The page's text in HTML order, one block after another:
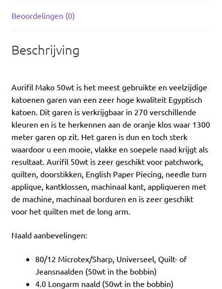
Beoordelingen (0)
Beschrijving
Aurifil Mako 50wt is het meest gebruikte en veelzijdige
katoenen garen van een zeer hoge kwaliteit Egyptisch
katoen. Dit garen is verkrijgbaar in 270 verschillende
kleuren en is te herkennen aan de oranje klos waar 1300
meter garen op zit. Het garen is dun en toch sterk
waardoor u een mooie, vlakke en soepele naad krijgt als
resultaat. Aurifil 50wt is zeer geschikt voor patchwork,
quilten, doorstikken, English Paper Piecing, needle turn
applique, kantklossen, machinaal kant, appliqueren met
de machine, machinaal borduren en is zeer geschikt
voor het quilten met de long arm.
Naald aanbevelingen:
80/12 Microtex/Sharp, Universeel, Quilt- of
Jeansnaalden (50wt in the bobbin)
4.0 Longarm naald (50wt in the bobbin)